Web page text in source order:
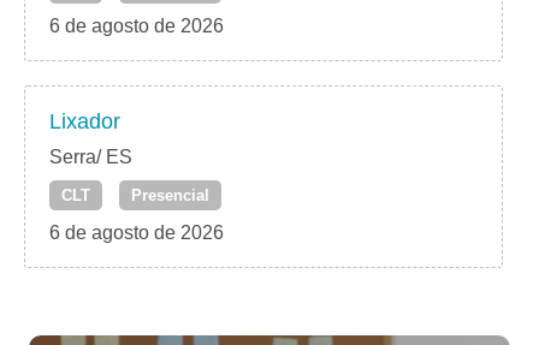
6 de agosto de 2026
Lixador
Serra/ ES
CLT Presencial
6 de agosto de 2026